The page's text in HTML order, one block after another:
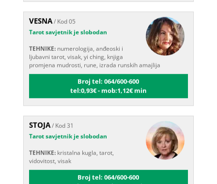
VESNA/ Kod 05
Tarot savjetnik je slobodan
ljubavni tarot, visak, yi ching, knjiga
promjena mudrosti, rune, izrada runskih amajlija
Broj tel: 064/600-600
tel:0,93€ - mob:1,12€ min
STOJA/ Kod 31
Tarot savjetnik je slobodan
vidovitost, visak
Broj tel: 064/600-600
tel:0,93€ - mob:1,12€ min